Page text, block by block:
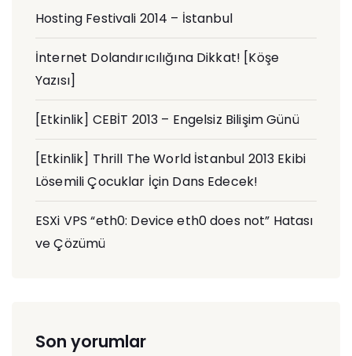
Hosting Festivali 2014 – İstanbul
İnternet Dolandırıcılığına Dikkat! [Köşe
Yazısı]
[Etkinlik] CEBİT 2013 – Engelsiz Bilişim Günü
[Etkinlik] Thrill The World İstanbul 2013 Ekibi
Lösemili Çocuklar İçin Dans Edecek!
ESXi VPS “eth0: Device eth0 does not” Hatası
ve Çözümü
Son yorumlar